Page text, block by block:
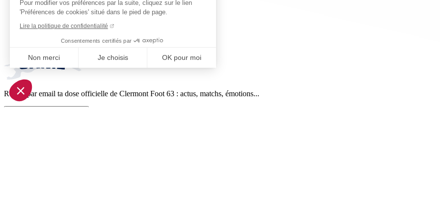
Pour modifier vos préférences par la suite, cliquez sur le lien
'Préférences de cookies' situé dans le pied de page.
Lire la politique de confidentialité
Consentements certifiés par
Non merci Je choisis OK pour moi
Axeptio consent
Plateforme de Gestion du Consentement : Personnalisez vos Options
Notre plateforme vous permet d'adapter et de gérer vos paramètres de confidentialité, en garantissant la conformité avec
Reçois par email ta dose officielle de Clermont Foot 63 : actus, matchs, émotions...